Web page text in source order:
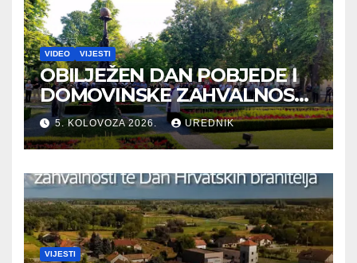
VIDEO VIJESTI
OBILJEŽEN DAN POBJEDE I
DOMOVINSKE ZAHVALNOSTI
TE DAN HRVATSKIH
BRANITELJA
5. KOLOVOZA 2026. UREDNIK
VIJESTI